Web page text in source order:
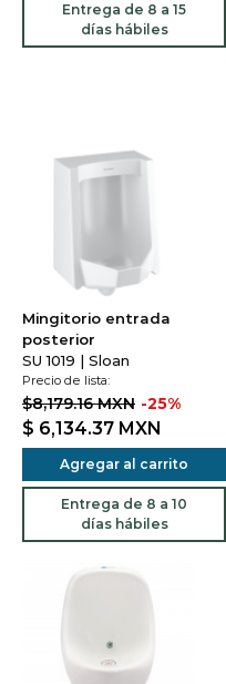
Entrega de 8 a 15
días hábiles
Mingitorio entrada
posterior
SU 1019 | Sloan
Precio de lista:
$8,179.16 MXN -25%
$ 6,134.37 MXN
Agregar al carrito
Entrega de 8 a 10
días hábiles